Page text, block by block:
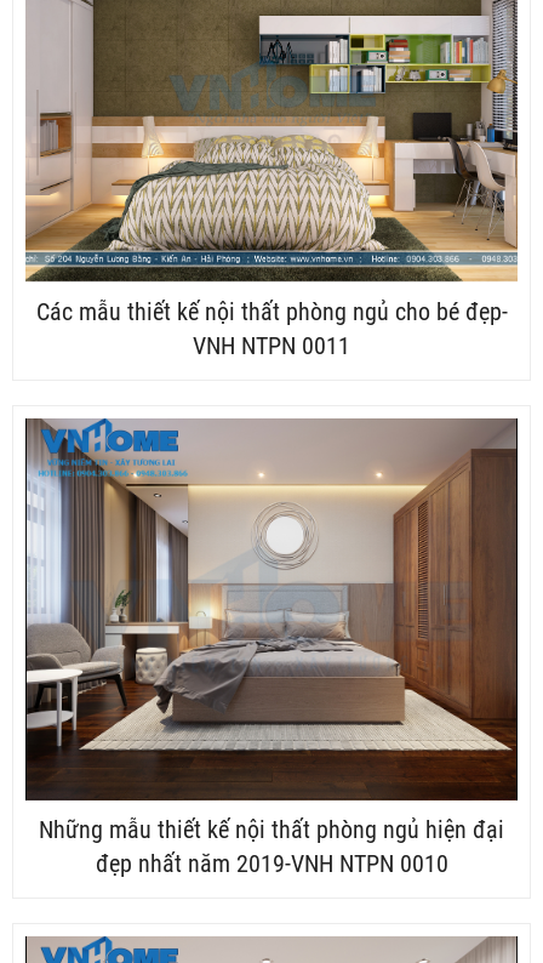
Các mẫu thiết kế nội thất phòng ngủ cho bé đẹp-
VNH NTPN 0011
Những mẫu thiết kế nội thất phòng ngủ hiện đại
đẹp nhất năm 2019-VNH NTPN 0010